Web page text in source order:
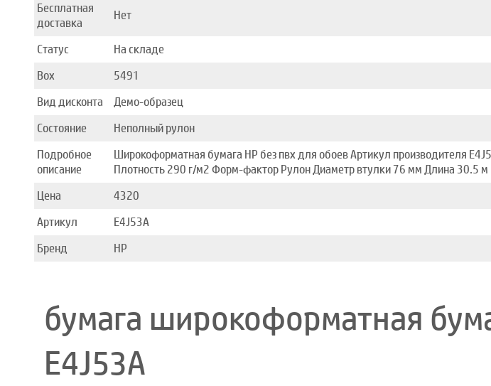
Бесплатная
доставка
Нет
Статус
На складе
Box
5491
Вид дисконта
Демо-образец
Состояние
Неполный рулон
Подробное
описание
Широкоформатная бумага HP без пвх для обоев Артикул производителя
Плотность 290 г/м2 Форм-фактор Рулон Диаметр втулки 76 мм Длина 30.5 м
Цена
4320
Артикул
E4J53A
Бренд
HP
бумага широкоформатная
E4J53A